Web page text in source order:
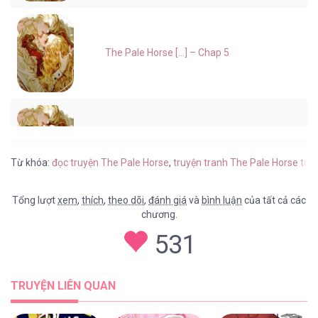
The Pale Horse [...] – Chap 5
The Pale Horse [...] – Chap 3
Từ khóa: đọc truyện The Pale Horse, truyện tranh The Pale Horse
Tổng lượtxem, thích, theo dõi, đánh giá và bình luận của tất cả các
chương.
531
TRUYỆN LIÊN QUAN